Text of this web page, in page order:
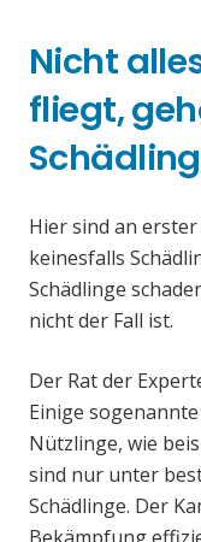
Nicht
fliegt,
Hier sind an
keinesfalls
Schädlinge
nicht der Fall ist.
Der Rat der
Einige
Nützlinge, wie
sind nur unter
Schädlinge. Der